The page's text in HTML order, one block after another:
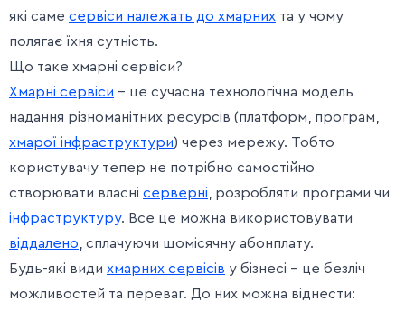
які саме сервіси належать до хмарних та у чому
полягає їхня сутність.
Що таке хмарні сервіси?
Хмарні сервіси – це сучасна технологічна модель
надання різноманітних ресурсів (платформ, програм,
хмарої інфраструктури) через мережу. Тобто
користувачу тепер не потрібно самостійно
створювати власні серверні , розробляти програми чи
інфраструктуру. Все це можна використовувати
віддалено , сплачуючи щомісячну абонплату.
Будь-які види хмарних сервісів у бізнесі – це безліч
можливостей та переваг. До них можна віднести: